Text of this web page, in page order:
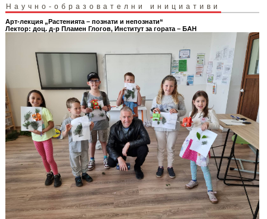
Научно-образователни инициативи
Арт-лекция „Растенията – познати и непознати“
Лектор: доц. д-р Пламен Глогов, Институт за гората – БАН